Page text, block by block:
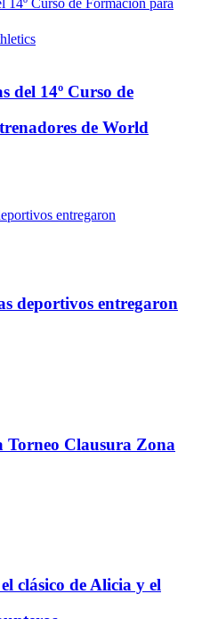
del 14º Curso de
de World
deportivos entregaron
Torneo Clausura Zona
clásico de Alicia y el